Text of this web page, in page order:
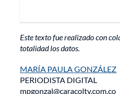
Este texto fue realizado con
totalidad los datos.
MARÍA PAULA GONZÁLEZ
PERIODISTA DIGITAL
mpgonzal@caracoltv.com.co